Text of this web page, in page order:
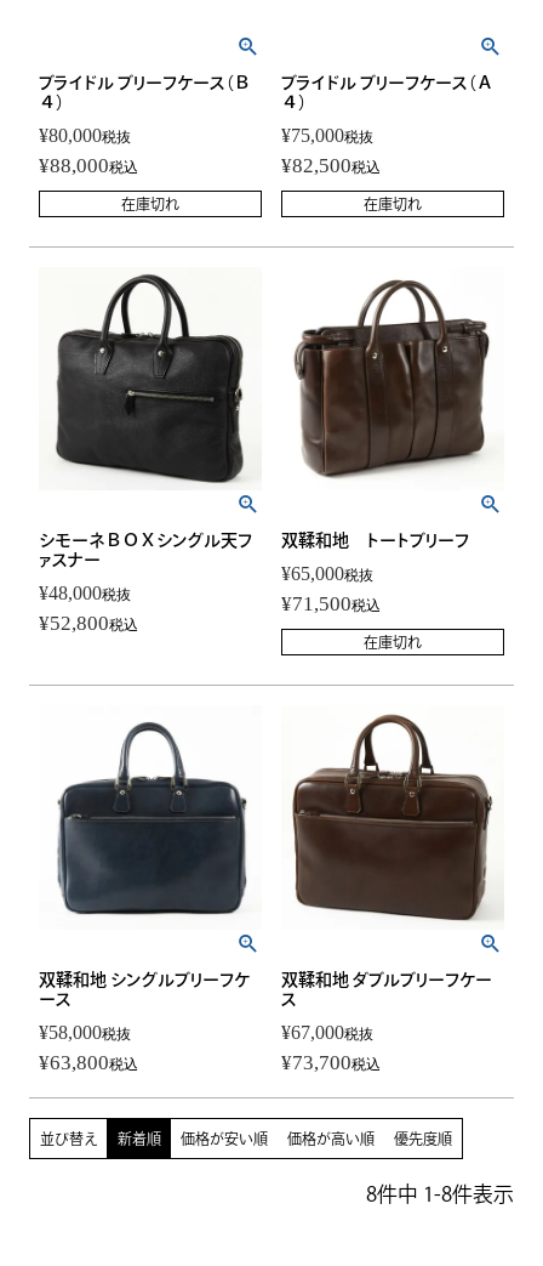
ブライドル ブリーフケース（Ｂ
４）
¥80,000税抜
¥88,000税込
在庫切れ
ブライドル ブリーフケース（Ａ
４）
¥75,000税抜
¥82,500税込
在庫切れ
シモーネＢＯＸシングル天フ
ァスナー
¥48,000税抜
¥52,800税込
双鞣和地 トートブリーフ
¥65,000税抜
¥71,500税込
在庫切れ
双鞣和地 シングルブリーフケ
ース
¥58,000税抜
¥63,800税込
双鞣和地 ダブルブリーフケー
ス
¥67,000税抜
¥73,700税込
並び替え 新着順 価格が安い順 価格が高い順 優先度順
8件中 1-8件表示